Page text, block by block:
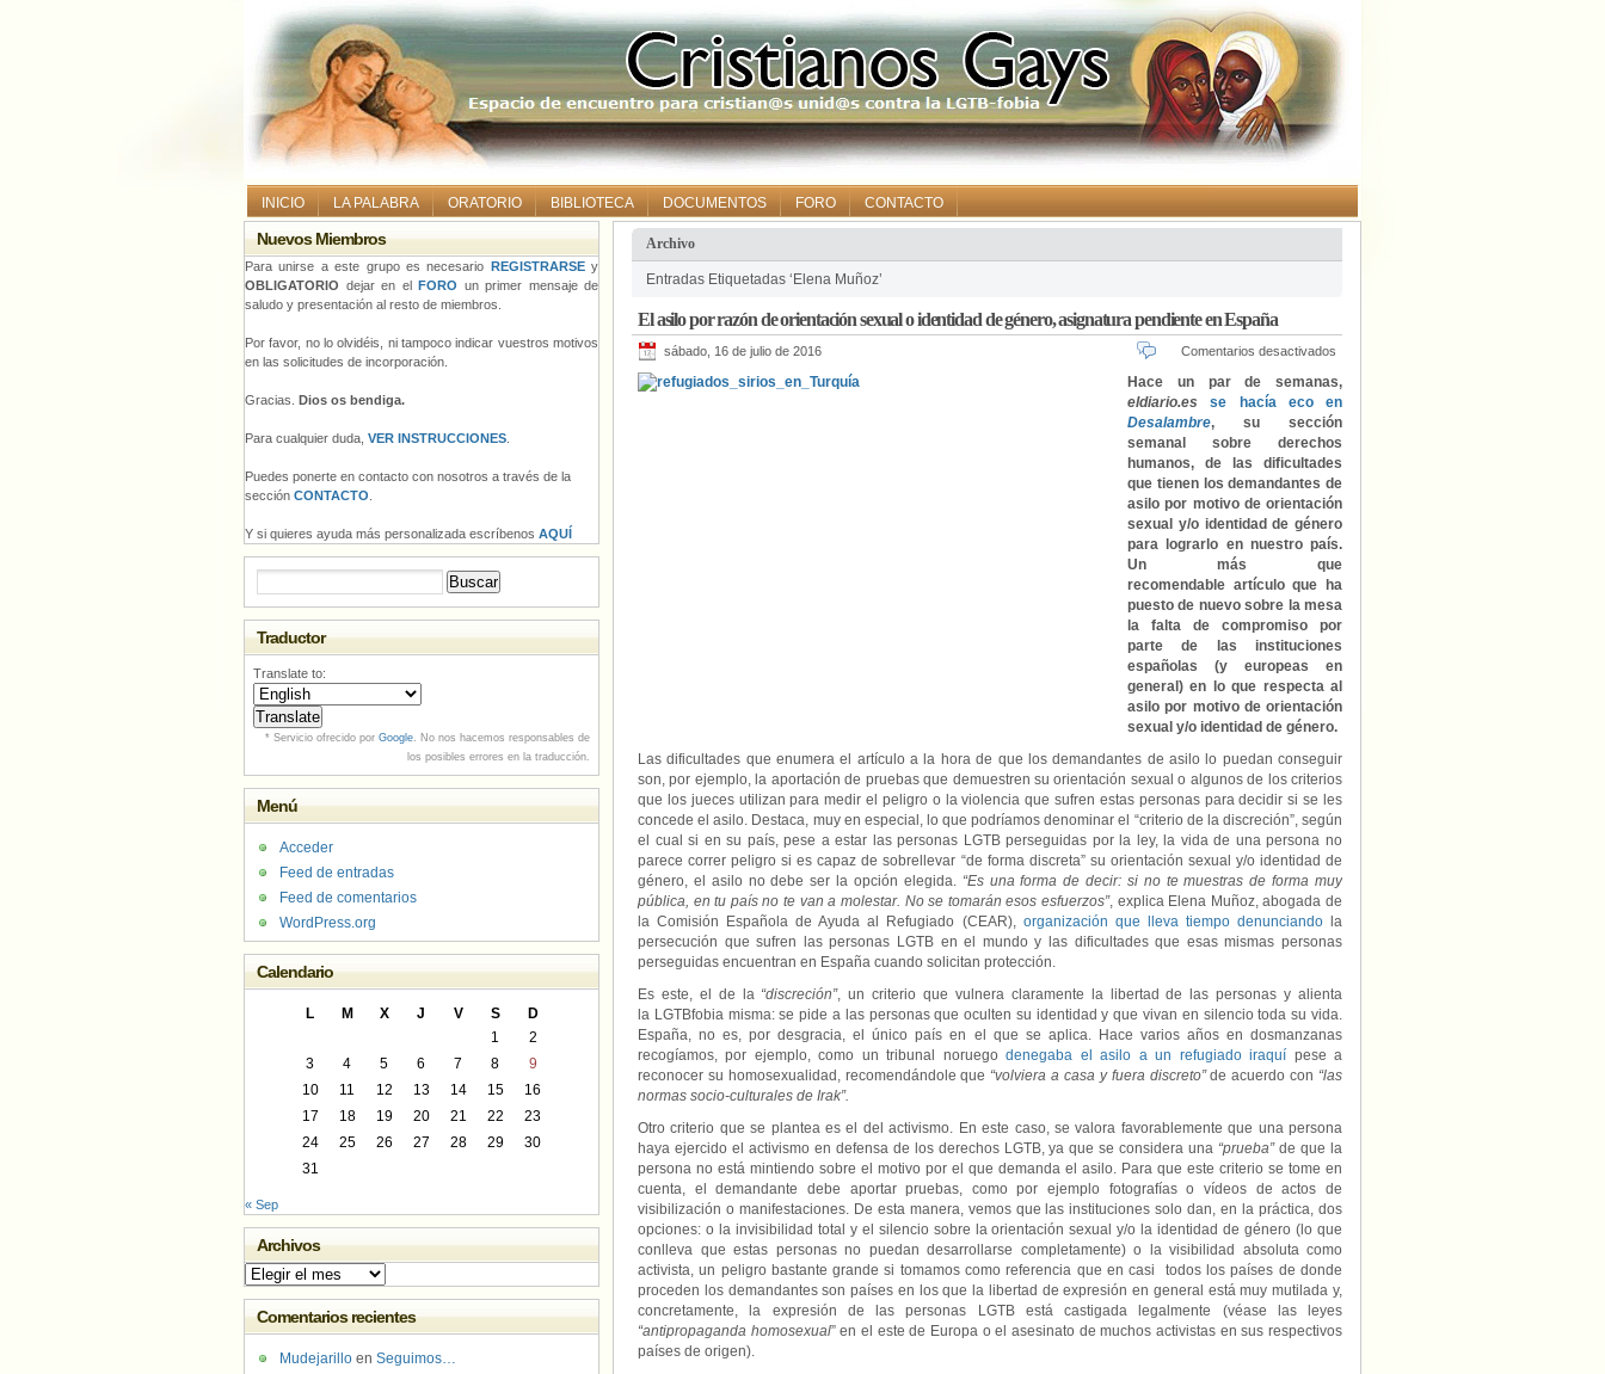
INICIO LA PALABRA ORATORIO BIBLIOTECA DOCUMENTOS FORO CONTACTO
Archivo
Entradas Etiquetadas ‘Elena Muñoz’
El asilo por razón de orientación sexual o identidad de género, asignatura pendiente en España
sábado, 16 de julio de 2016 Comentarios desactivados
Hace un par de semanas,
eldiario.es
se hacía eco en
Desalambre, su sección
semanal sobre derechos
humanos, de las dificultades
que tienen los demandantes de
asilo por motivo de orientación
sexual y/o identidad de género
para lograrlo en nuestro país.
Un más que
recomendable artículo que ha
puesto de nuevo sobre la mesa
la falta de compromiso por
parte de las instituciones
españolas (y europeas en
general) en lo que respecta al
asilo por motivo de orientación
sexual y/o identidad de género.
Las dificultades que enumera el artículo a la hora de que los demandantes de asilo lo puedan conseguir
son, por ejemplo, la aportación de pruebas que demuestren su orientación sexual o algunos de los criterios
que los jueces utilizan para medir el peligro o la violencia que sufren estas personas para decidir si se les
concede el asilo. Destaca, muy en especial, lo que podríamos denominar el “criterio de la discreción”, según
el cual si en su país, pese a estar las personas LGTB perseguidas por la ley, la vida de una persona no
parece correr peligro si es capaz de sobrellevar “de forma discreta” su orientación sexual y/o identidad de
género, el asilo no debe ser la opción elegida. “Es una forma de decir: si no te muestras de forma muy
pública, en tu país no te van a molestar. No se tomarán esos esfuerzos”, explica Elena Muñoz, abogada de
la Comisión Española de Ayuda al Refugiado (CEAR),organización que lleva tiempo denunciandola
persecución que sufren las personas LGTB en el mundo y las dificultades que esas mismas personas
perseguidas encuentran en España cuando solicitan protección.
Es este, el de la “discreción”, un criterio que vulnera claramente la libertad de las personas y alienta
la LGTBfobia misma: se pide a las personas que oculten su identidad y que vivan en silencio toda su vida.
España, no es, por desgracia, el único país en el que se aplica. Hace varios años en dosmanzanas
recogíamos, por ejemplo, como un tribunal noruegodenegaba el asilo a un refugiado iraquí pese a
reconocer su homosexualidad, recomendándole que “volviera a casa y fuera discreto”de acuerdo con “las
normas socio-culturales de Irak”.
Otro criterio que se plantea es el del activismo. En este caso, se valora favorablemente que una persona
haya ejercido el activismo en defensa de los derechos LGTB, ya que se considera una “prueba”de que la
persona no está mintiendo sobre el motivo por el que demanda el asilo. Para que este criterio se tome en
cuenta, el demandante debe aportar pruebas, como por ejemplo fotografías o vídeos de actos de
visibilización o manifestaciones. De esta manera, vemos que las instituciones solo dan, en la práctica, dos
opciones: o la invisibilidad total y el silencio sobre la orientación sexual y/o la identidad de género (lo que
conlleva que estas personas no puedan desarrollarse completamente) o la visibilidad absoluta como
activista, un peligro bastante grande si tomamos como referencia que en casi todos los países de donde
proceden los demandantes son países en los que la libertad de expresión en general está muy mutilada y,
concretamente, la expresión de las personas LGTB está castigada legalmente (véase las leyes
“antipropaganda homosexual” en el este de Europa o el asesinato de muchos activistas en sus respectivos
países de origen).
Nuevos Miembros
Para unirse a este grupo es necesario REGISTRARSEy
OBLIGATORIO dejar en el FORO un primer mensaje de
saludo y presentación al resto de miembros.
Por favor, no lo olvidéis, ni tampoco indicar vuestros motivos
en las solicitudes de incorporación.
Gracias. Dios os bendiga.
Para cualquier duda, VER INSTRUCCIONES
Puedes ponerte en contacto con nosotros a través de la
sección CONTACTO
Y si quieres ayuda más personalizada escríbenos AQUÍ
Traductor
Translate to:
* Servicio ofrecido por Google. No nos hacemos responsables de
los posibles errores en la traducción.
Menú
Acceder
Feed de entradas
Feed de comentarios
WordPress.org
Calendario
L M X J V S
D
1
2
3
4 5 6 7 8
9
10
11 12 13 14 15
16
17
18 19 20 21 22
23
24
25 26 27 28 29
30
31
« Sep
Archivos
Archivos
Comentarios recientes
Mudejarillo en Seguimos…